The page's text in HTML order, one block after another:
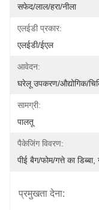
सफेद/लाल/हरा/नीला
एलईडी प्रकार:
एलईडी/ईएल
आवेदन:
घरेलू उपकरण/औद्योगिक/
सामग्री:
पालतू
पैकेजिंग विवरण:
पीई बैग/फोम/गत्ते का
प्रमुखता देना: